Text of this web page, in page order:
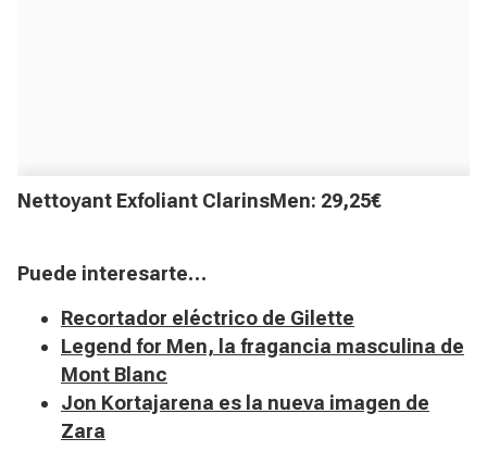
Nettoyant Exfoliant ClarinsMen: 29,25€
Puede interesarte…
Recortador eléctrico de Gilette
Legend for Men, la fragancia masculina de
Mont Blanc
Jon Kortajarena es la nueva imagen de
Zara